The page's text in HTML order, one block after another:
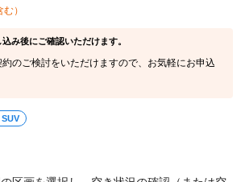
）
み後にご確認いただけます。
のご検討をいただけますので、お気軽にお申込